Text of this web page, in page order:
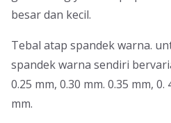
besar dan kecil.
Tebal atap spandek warna.
spandek warna sendiri
0.25 mm, 0.30 mm. 0.35 mm,
mm.